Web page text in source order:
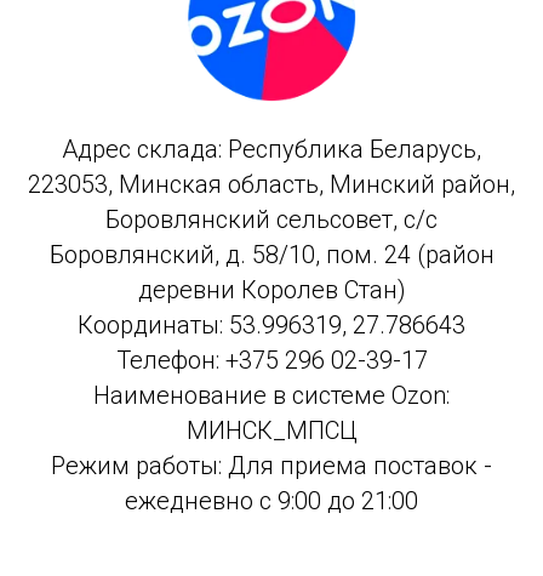
Адрес склада: Республика Беларусь,
223053, Минская область, Минский район,
Боровлянский сельсовет, с/с
Боровлянский, д. 58/10, пом. 24 (район
деревни Королев Стан)
Координаты: 53.996319, 27.786643
Телефон: +375 296 02-39-17
Наименование в системе Ozon:
МИНСК_МПСЦ
Режим работы: Для приема поставок -
ежедневно с 9:00 до 21:00